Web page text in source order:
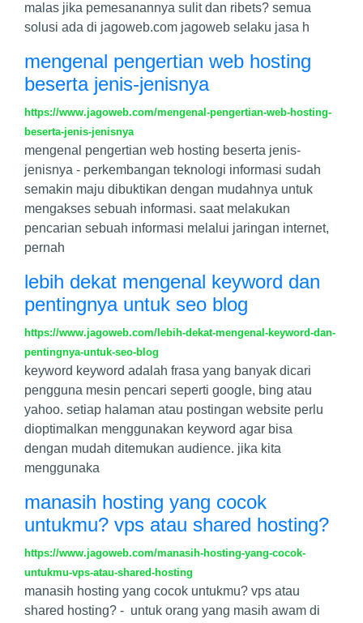
malas jika pemesanannya sulit dan ribets? semua
solusi ada di jagoweb.com jagoweb selaku jasa h
mengenal pengertian web hosting
beserta jenis-jenisnya
https://www.jagoweb.com/mengenal-pengertian-web-hosting-
beserta-jenis-jenisnya
mengenal pengertian web hosting beserta jenis-
jenisnya - perkembangan teknologi informasi sudah
semakin maju dibuktikan dengan mudahnya untuk
mengakses sebuah informasi. saat melakukan
pencarian sebuah informasi melalui jaringan internet,
pernah
lebih dekat mengenal keyword dan
pentingnya untuk seo blog
https://www.jagoweb.com/lebih-dekat-mengenal-keyword-dan-
pentingnya-untuk-seo-blog
keyword keyword adalah frasa yang banyak dicari
pengguna mesin pencari seperti google, bing atau
yahoo. setiap halaman atau postingan website perlu
dioptimalkan menggunakan keyword agar bisa
dengan mudah ditemukan audience. jika kita
menggunaka
manasih hosting yang cocok
untukmu? vps atau shared hosting?
https://www.jagoweb.com/manasih-hosting-yang-cocok-
untukmu-vps-atau-shared-hosting
manasih hosting yang cocok untukmu? vps atau
shared hosting? - untuk orang yang masih awam di